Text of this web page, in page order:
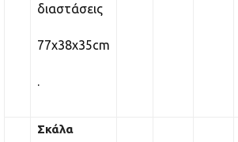
διαστάσεις
77x38x35cm
.
Σκάλα